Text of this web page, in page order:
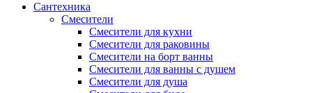
Сантехника
Смесители
Смесители для кухни
Смесители для раковины
Смесители на борт ванны
Смесители для ванны с душем
Смесители для душа